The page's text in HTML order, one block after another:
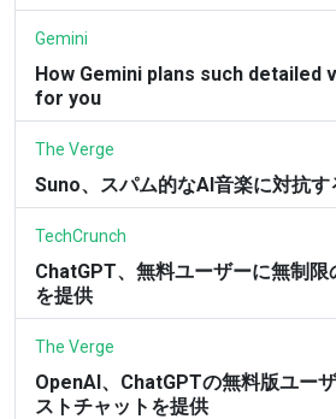
Gemini
How Gemini plans such detailed
for you
The Verge
Suno、スパム的なAI音楽に対抗
TechCrunch
ChatGPT、無料ユーザーに無制限
を提供
The Verge
OpenAI、ChatGPTの無料版ユー
ストチャットを提供